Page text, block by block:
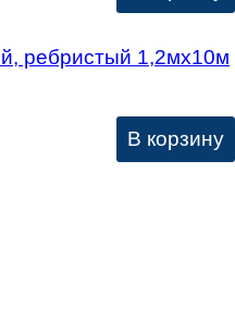
ребристый 1,2мх10м
В корзину